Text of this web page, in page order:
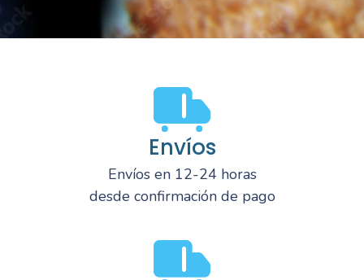
Envíos
Envíos en 12-24 horas
desde confirmación de pago